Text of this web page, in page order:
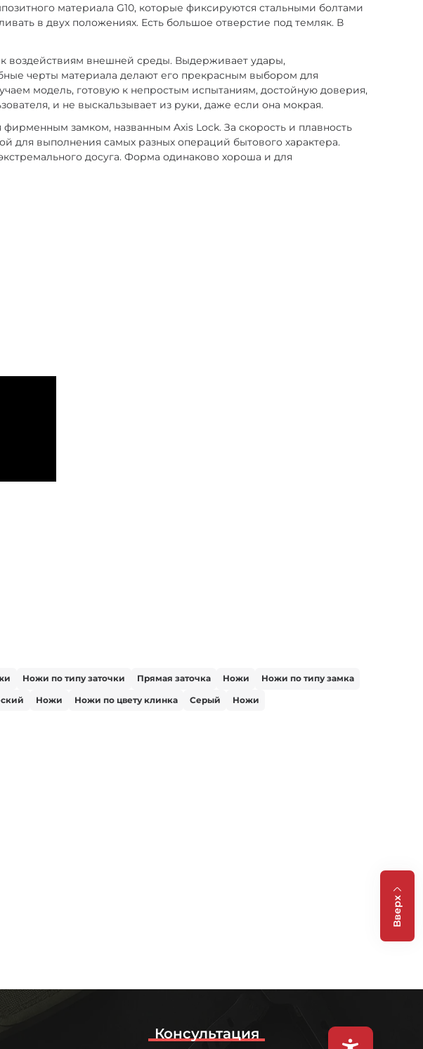
материала G10, которые фиксируются стальными болтами
в двух положениях. Есть большое отверстие под темляк. В
к воздействиям внешней среды. Выдерживает удары,
черты материала делают его прекрасным выбором для
модель, готовую к непростым испытаниям, достойную доверия,
и не выскальзывает из руки, даже если она мокрая.
замком, названным Axis Lock. За скорость и плавность
для выполнения самых разных операций бытового характера.
досуга. Форма одинаково хороша и для
Ножи по типу заточки Прямая заточка Ножи Ножи по типу замка
Ножи Ножи по цвету клинка Серый Ножи
Вверх
Консультация